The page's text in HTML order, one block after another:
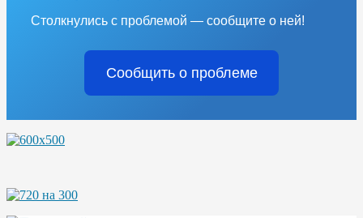
Столкнулись с проблемой — сообщите о ней!
Сообщить о проблеме